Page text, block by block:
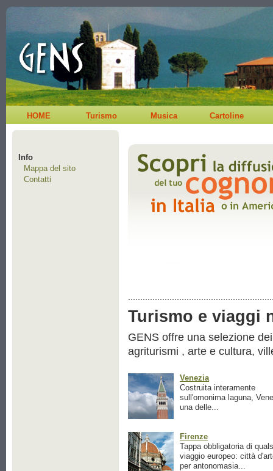
HOME Turismo Musica Cartoline
Info
Mappa del sito
Contatti
Turismo e viaggi
GENS offre una selezione
agriturismi , arte e cultura,
Venezia
Costruita interamente
sull'omonima laguna,
una delle...
Firenze
Tappa obbligatoria di
viaggio europeo: città
per antonomasia...